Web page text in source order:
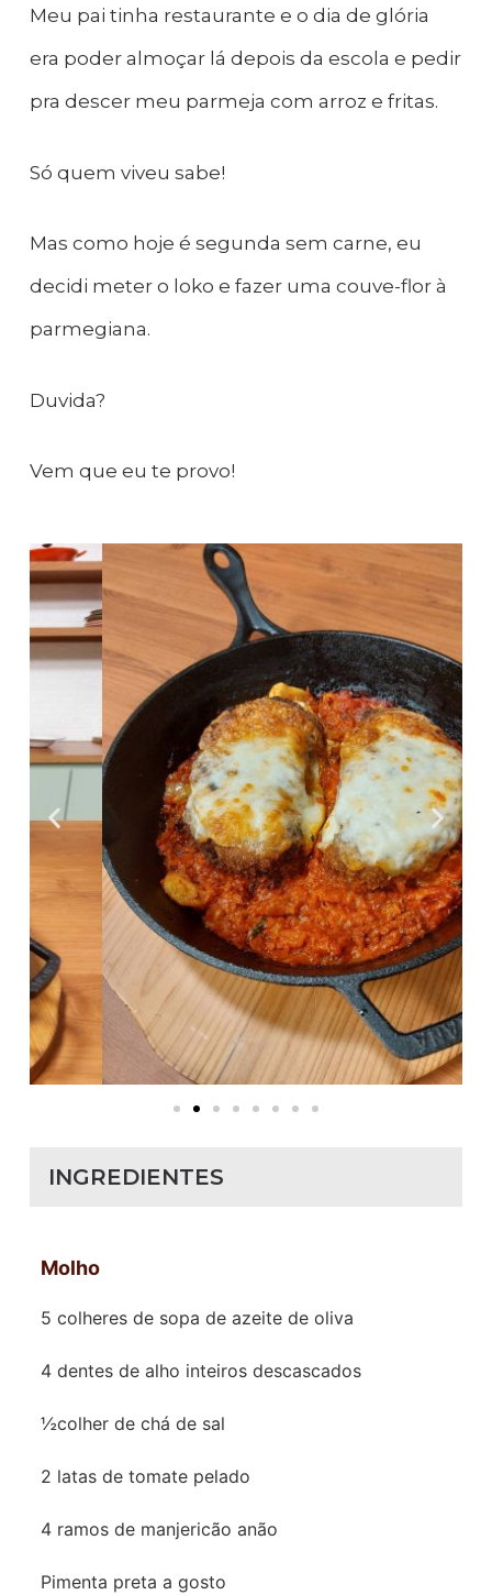
Meu pai tinha restaurante e o dia de glória
era poder almoçar lá depois da escola e pedir
pra descer meu parmeja com arroz e fritas.
Só quem viveu sabe!
Mas como hoje é segunda sem carne, eu
decidi meter o loko e fazer uma couve-flor à
parmegiana.
Duvida?
Vem que eu te provo!
INGREDIENTES
Molho
5 colheres de sopa de azeite de oliva
4 dentes de alho inteiros descascados
½colher de chá de sal
2 latas de tomate pelado
4 ramos de manjericão anão
Pimenta preta a gosto